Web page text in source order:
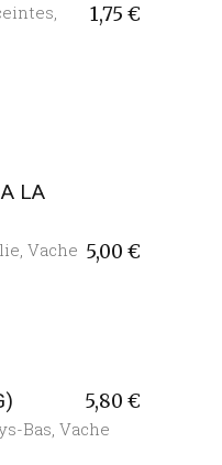
1,75 €
,
LA
5,00 €
Vache
5,80 €
Bas, Vache